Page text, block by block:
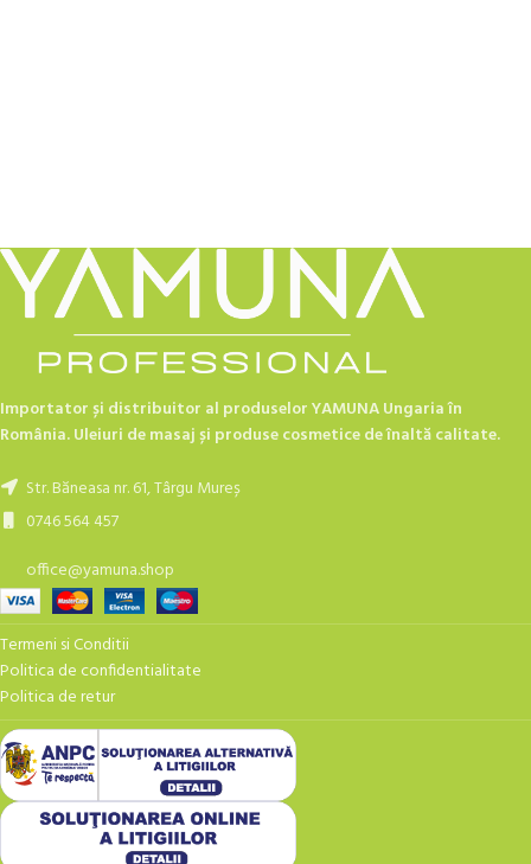
Importator și distribuitor al produselor YAMUNA Ungaria în
România. Uleiuri de masaj și produse cosmetice de înaltă calitate.
Str. Băneasa nr. 61, Târgu Mureș
0746 564 457
office@yamuna.shop
Termeni si Conditii
Politica de confidentialitate
Politica de retur